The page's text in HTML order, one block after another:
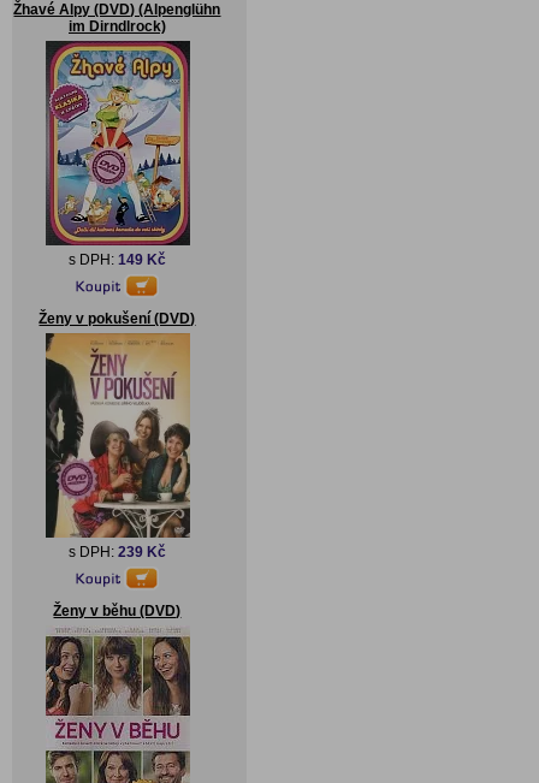
Žhavé Alpy (DVD) (Alpenglühn
im Dirndlrock)
s DPH: 149 Kč
Ženy v pokušení (DVD)
s DPH: 239 Kč
Ženy v běhu (DVD)